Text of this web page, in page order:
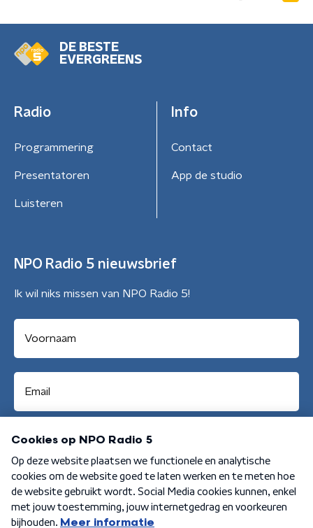
DE BESTE
EVERGREENS
Radio
Programmering
Presentatoren
Luisteren
Info
Contact
App de studio
NPO Radio 5 nieuwsbrief
Ik wil niks missen van NPO Radio 5!
Aanmelden
Algemene voorwaarden